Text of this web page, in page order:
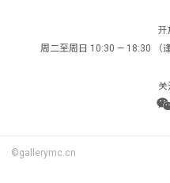
开
周二至周日 10:30 — 18:30 （
关
©gallerymc.cn